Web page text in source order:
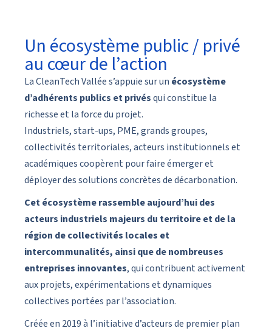
Un écosystème public / privé
au cœur de l’action
La CleanTech Vallée s’appuie sur un écosystème
d’adhérents publics et privésqui constitue la
richesse et la force du projet.
Industriels, start-ups, PME, grands groupes,
collectivités territoriales, acteurs institutionnels et
académiques coopèrent pour faire émerger et
déployer des solutions concrètes de décarbonation.
Cet écosystème rassemble aujourd’hui des
acteurs industriels majeurs du territoire et de la
région de collectivités locales et
intercommunalités, ainsi que de nombreuses
entreprises innovantes, qui contribuent activement
aux projets, expérimentations et dynamiques
collectives portées par l’association.
Créée en 2019 à l’initiative d’acteurs de premier plan